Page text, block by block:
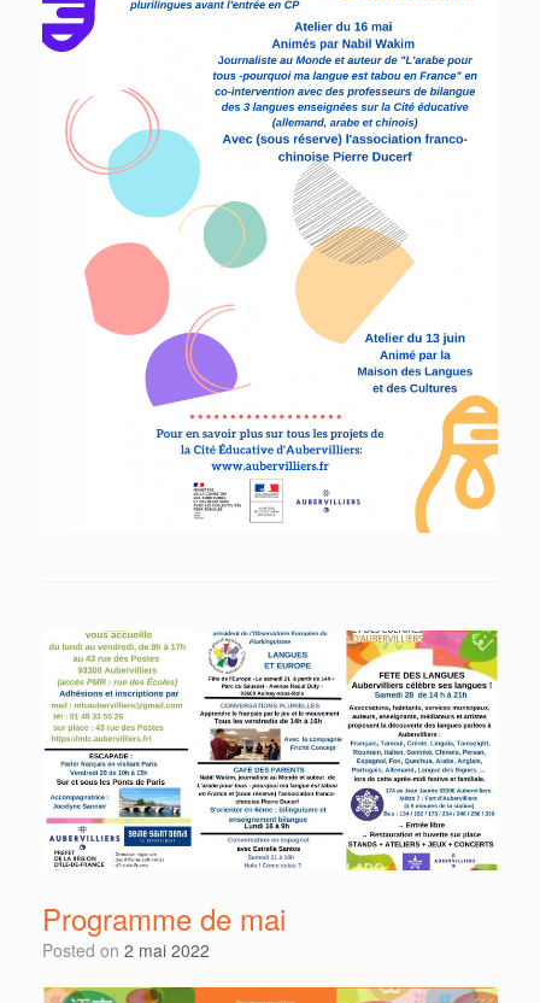
Programme de mai
Posted on 2 mai 2022